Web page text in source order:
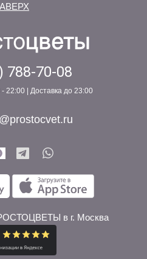
788-70-08
22:00 | Доставка до 23:00
в г. Москва